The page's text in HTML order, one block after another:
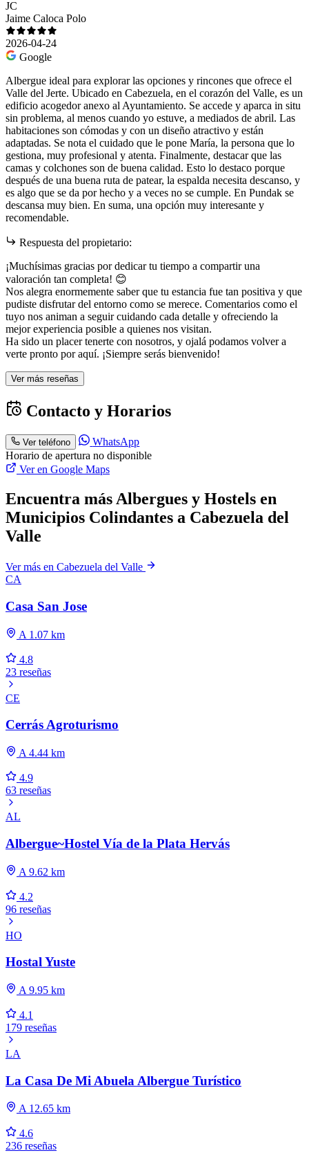
JC
Jaime Caloca Polo
2026-04-24
Google
Albergue ideal para explorar las opciones y rincones que ofrece el
Valle del Jerte. Ubicado en Cabezuela, en el corazón del Valle, es un
edificio acogedor anexo al Ayuntamiento. Se accede y aparca in situ
sin problema, al menos cuando yo estuve, a mediados de abril. Las
habitaciones son cómodas y con un diseño atractivo y están
adaptadas. Se nota el cuidado que le pone María, la persona que lo
gestiona, muy profesional y atenta. Finalmente, destacar que las
camas y colchones son de buena calidad. Esto lo destaco porque
después de una buena ruta de patear, la espalda necesita descanso, y
es algo que se da por hecho y a veces no se cumple. En Pundak se
descansa muy bien. En suma, una opción muy interesante y
recomendable.
Respuesta del propietario:
¡Muchísimas gracias por dedicar tu tiempo a compartir una
valoración tan completa! 😊
Nos alegra enormemente saber que tu estancia fue tan positiva y que
pudiste disfrutar del entorno como se merece. Comentarios como el
tuyo nos animan a seguir cuidando cada detalle y ofreciendo la
mejor experiencia posible a quienes nos visitan.
Ha sido un placer tenerte con nosotros, y ojalá podamos volver a
verte pronto por aquí. ¡Siempre serás bienvenido!
Ver más reseñas
Contacto y Horarios
Ver teléfono
WhatsApp
Horario de apertura no disponible
Ver en Google Maps
Encuentra más Albergues y Hostels en
Municipios Colindantes a Cabezuela del
Valle
Ver más en Cabezuela del Valle
CA
Casa San Jose
A 1.07 km
4.8
23 reseñas
CE
Cerrás Agroturismo
A 4.44 km
4.9
63 reseñas
AL
Albergue~Hostel Vía de la Plata Hervás
A 9.62 km
4.2
96 reseñas
HO
Hostal Yuste
A 9.95 km
4.1
179 reseñas
LA
La Casa De Mi Abuela Albergue Turístico
A 12.65 km
4.6
236 reseñas